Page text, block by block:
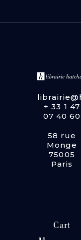
+ 33 1 47
07 40 60
58 rue
Monge
75005
Paris
Cart